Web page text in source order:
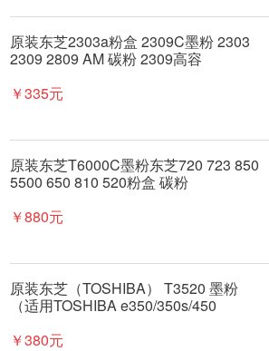
原装东芝2303a粉盒 2309C墨粉 2303
2309 2809 AM 碳粉 2309高容
￥335元
原装东芝T6000C墨粉东芝720 723 850
5500 650 810 520粉盒 碳粉
￥880元
原装东芝（TOSHIBA） T3520 墨粉
（适用TOSHIBA e350/350s/450
￥380元